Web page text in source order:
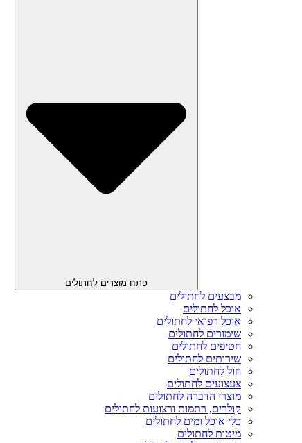
פתח מוצרים לחתולים
מבצעים לחתולים
אוכל לחתולים
אוכל רפואי לחתולים
שימורים לחתולים
חטיפים לחתולים
שירותים לחתולים
חול לחתולים
צעצועים לחתולים
מוצרי הדברה לחתולים
קולרים, רתמות ורצועות לחתולים
כלי אוכל ומים לחתולים
מיטות לחתולים